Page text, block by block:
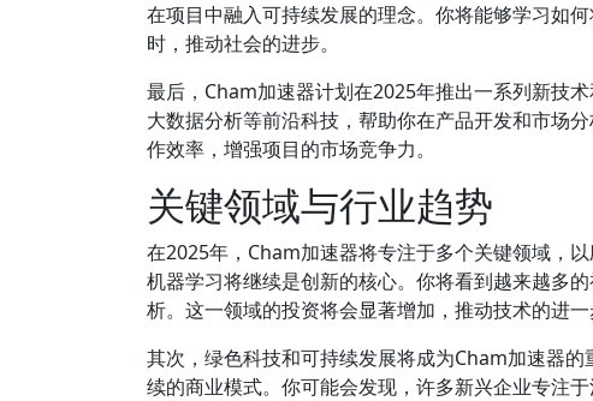
在项目中融入可持续发展的理念。你将能够学习如
时，推动社会的进步。
最后，Cham加速器计划在2025年推出一系列新技
大数据分析等前沿科技，帮助你在产品开发和市场
作效率，增强项目的市场竞争力。
关键领域与行业趋势
在2025年，Cham加速器将专注于多个关键领域，
机器学习将继续是创新的核心。你将看到越来越多
析。这一领域的投资将会显著增加，推动技术的进一
其次，绿色科技和可持续发展将成为Cham加速器
续的商业模式。你可能会发现，许多新兴企业专注